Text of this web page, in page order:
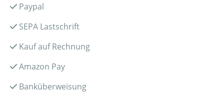
Paypal
SEPA Lastschrift
Kauf auf Rechnung
Amazon Pay
Banküberweisung